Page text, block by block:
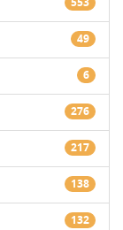
49
6
276
217
138
132